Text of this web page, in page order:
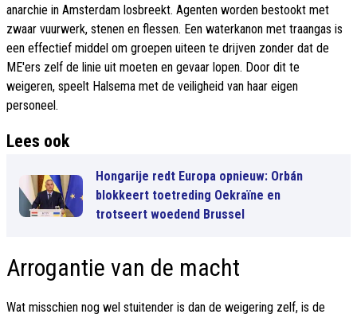
anarchie in Amsterdam losbreekt. Agenten worden bestookt met
zwaar vuurwerk, stenen en flessen. Een waterkanon met traangas is
een effectief middel om groepen uiteen te drijven zonder dat de
ME'ers zelf de linie uit moeten en gevaar lopen. Door dit te
weigeren, speelt Halsema met de veiligheid van haar eigen
personeel.
Lees ook
Hongarije redt Europa opnieuw: Orbán
blokkeert toetreding Oekraïne en
trotseert woedend Brussel
Arrogantie van de macht
Wat misschien nog wel stuitender is dan de weigering zelf, is de